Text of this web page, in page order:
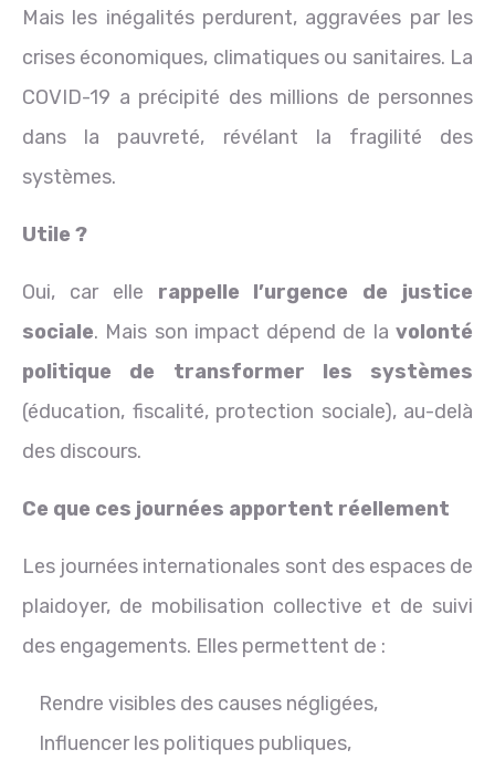
Mais les inégalités perdurent, aggravées par les
crises économiques, climatiques ou sanitaires. La
COVID-19 a précipité des millions de personnes
dans la pauvreté, révélant la fragilité des
systèmes.
Utile ?
Oui, car elle rappelle l’urgence de justice
sociale. Mais son impact dépend de la volonté
politique de transformer les systèmes
(éducation, fiscalité, protection sociale), au-delà
des discours.
Ce que ces journées apportent réellement
Les journées internationales sont des espaces de
plaidoyer, de mobilisation collective et de suivi
des engagements. Elles permettent de :
Rendre visibles des causes négligées,
Influencer les politiques publiques,